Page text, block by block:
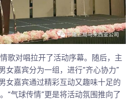
歌对唱拉开了活动序幕。随后，主
女嘉宾分为一组，进行“齐心协力”
女嘉宾通过精彩互动又趣味十足的
“气球传情”更是将活动氛围推向了